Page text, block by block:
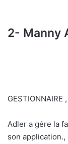
2- Manny
GESTIONNAIRE
Adler a gére la
son